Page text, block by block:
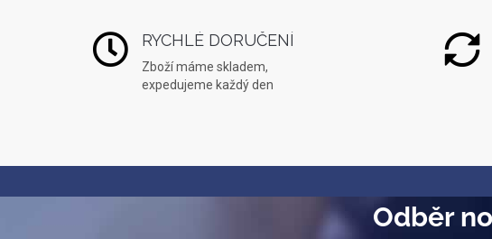
RYCHLÉ DORUČENÍ
Zboží máme skladem,
expedujeme každý den
Odběr